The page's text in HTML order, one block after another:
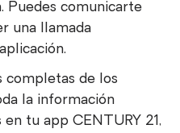
Puedes comunicarte
una llamada
completas de los
la información
tu app CENTURY 21,